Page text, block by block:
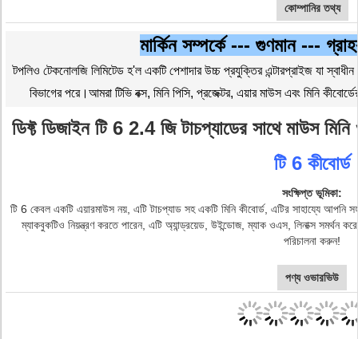
কোম্পানির তথ্য
মার্কিন সম্পর্কে --- গুণমান ---
টপলিও টেকনোলজি লিমিটেড হ'ল একটি পেশাদার উচ্চ প্রযুক্তির এন্টারপ্রাইজ যা
বিভাগের পরে।আমরা টিভি বক্স, মিনি পিসি, প্রজেক্টর, এয়ার মাউস এবং মিনি
ডিফ্ট ডিজাইন টি 6 2.4 জি টাচপ্যাডের সাথে মাউস
টি 6 কীবোর্ড
সংক্ষিপ্ত ভূমিকা:
টি 6 কেবল একটি এয়ারমাউস নয়, এটি টাচপ্যাড সহ একটি মিনি কীবোর্ড, এটির সাহায্যে আপনি
ম্যাকবুকটিও নিয়ন্ত্রণ করতে পারেন, এটি অ্যান্ড্রয়েড, উইন্ডোজ, ম্যাক ওএস, লিনাক্স
পরিচালনা করুন!
পণ্য ওভারভিউ